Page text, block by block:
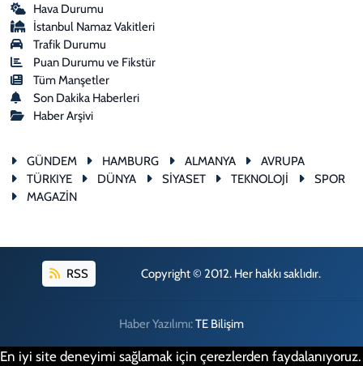
Hava Durumu
İstanbul Namaz Vakitleri
Trafik Durumu
Puan Durumu ve Fikstür
Tüm Manşetler
Son Dakika Haberleri
Haber Arşivi
GÜNDEM HAMBURG ALMANYA
AVRUPA
TÜRKIYE
DÜNYA SİYASET TEKNOLOJİ
SPOR
MAGAZİN
RSS Copyright © 2012. Her hakkı saklıdır.
Haber Yazılımı:TE Bilişim
En iyi site deneyimi sağlamak için çerezlerden faydalanıyoruz.